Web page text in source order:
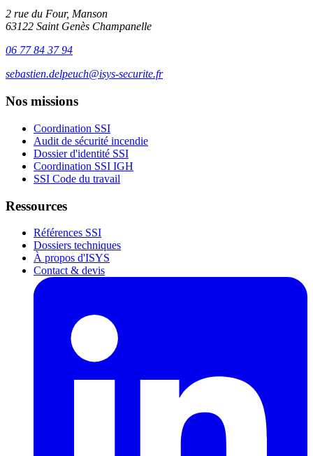
2 rue du Four, Manson
63122 Saint Genès Champanelle
06 77 84 37 94
sebastien.delpeuch@isys-securite.fr
Nos missions
Coordination SSI
Audit de sécurité incendie
Dossier d'identité SSI
Coordination SSI IGH
SSI Code du travail
Ressources
Références SSI
Dossiers techniques
À propos d'ISYS
Contact & devis